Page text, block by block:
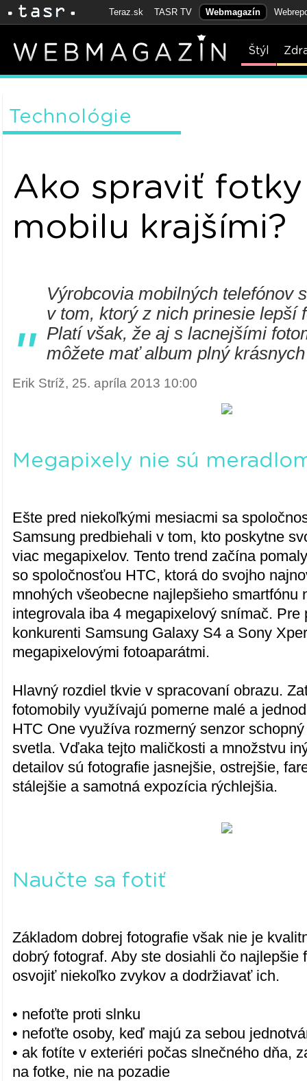
Teraz.sk TASR TV Webmagazín
Štýl
Technológie
Ako spraviť
mobilu krajšími?
"
Výrobcovia mobilných telefónov
v tom, ktorý z nich prinesie lepší
Platí však, že aj s lacnejšími
môžete mať album plný
Erik Stríž, 25. apríla 2013 10:00
Megapixely nie sú
Ešte pred niekoľkými mesiacmi sa
Samsung predbiehali v tom, kto poskytne
viac megapixelov. Tento trend začína
so spoločnosťou HTC, ktorá do svojho
mnohých všeobecne najlepšieho smartfónu
integrovala iba 4 megapixelový snímač. Pre
konkurenti Samsung Galaxy S4 a Sony
megapixelovými fotoaparátmi.
Hlavný rozdiel tkvie v spracovaní obrazu.
fotomobily využívajú pomerne malé a
HTC One využíva rozmerný senzor
svetla. Vďaka tejto maličkosti a množstvu
detailov sú fotografie jasnejšie, ostrejšie,
stálejšie a samotná expozícia rýchlejšia.
Naučte sa fotiť
Základom dobrej fotografie však nie je
dobrý fotograf. Aby ste dosiahli čo najlepšie
osvojiť niekoľko zvykov a dodržiavať ich.
• nefoťte proti slnku
• nefoťte osoby, keď majú za sebou
• ak fotíte v exteriéri počas slnečného dňa,
na fotke, nie na pozadie